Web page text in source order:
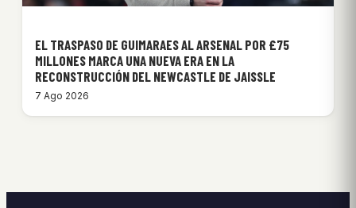
EL TRASPASO DE GUIMARAES AL ARSENAL POR £75
MILLONES MARCA UNA NUEVA ERA EN LA
RECONSTRUCCIÓN DEL NEWCASTLE DE JAISSLE
7 Ago 2026